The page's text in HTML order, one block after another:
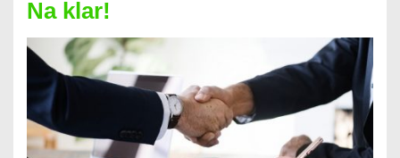
–
So
funktioniert’s
Na klar!